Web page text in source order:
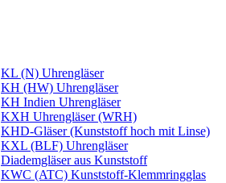
KL (N) Uhrengläser
KH (HW) Uhrengläser
KH Indien Uhrengläser
KXH Uhrengläser (WRH)
KHD-Gläser (Kunststoff hoch mit Linse)
KXL (BLF) Uhrengläser
Diademgläser aus Kunststoff
KWC (ATC) Kunststoff-Klemmringglas